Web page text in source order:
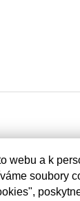
webu a k
soubory